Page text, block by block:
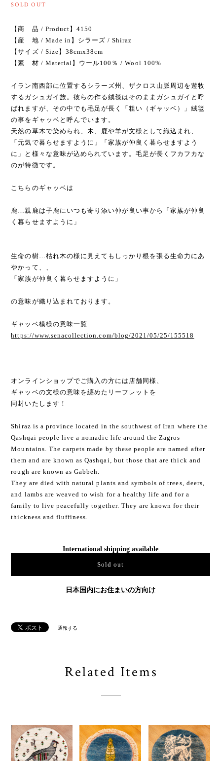
SOLD OUT
【商 品 / Product】4150
【産 地 / Made in】シラーズ / Shiraz
【サイズ / Size】38cmx38cm
【素 材 / Material】ウール100％ / Wool 100%
イラン南西部に位置するシラーズ州、ザクロス山脈周辺を遊牧
するガシュガイ族。彼らの作る絨毯はそのままガシュガイと呼
ばれますが、その中でも毛足が長く「粗い（ギャッベ）」絨毯
の事をギャッベと呼んでいます。
天然の草木で染められ、木、鹿や羊が文様として織込まれ、
「元気で暮らせますように」「家族が仲良く暮らせますよう
に」と様々な意味が込められています。毛足が長くフカフカな
のが特徴です。
こちらのギャッベは
鹿…親鹿は子鹿にいつも寄り添い仲が良い事から「家族が仲良
く暮らせますように」
生命の樹…枯れ木の様に見えてもしっかり根を張る生命力にあ
やかって、、
「家族が仲良く暮らせますように」
の意味が織り込まれております。
ギャッベ模様の意味一覧
https://www.senacollection.com/blog/2021/05/25/155518
オンラインショップでご購入の方には店舗同様、
ギャッベの文様の意味を纏めたリーフレットを
同封いたします！
Shiraz is a province located in the southwest of Iran where the
Qashqai people live a nomadic life around the Zagros
Mountains. The carpets made by these people are named after
them and are known as Qashqai, but those that are thick and
rough are known as Gabbeh.
They are died with natural plants and symbols of trees, deers,
and lambs are weaved to wish for a healthy life and for a
family to live peacefully together. They are known for their
thickness and fluffiness.
International shipping available
Sold out
日本国内にお住まいの方向け
通報する
Related Items